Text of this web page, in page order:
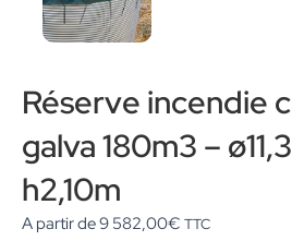
Réserve incendie
galva 180m3 –
h2,10m
A partir de9 582,00€ TTC